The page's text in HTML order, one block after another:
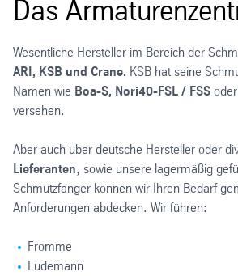
Das
Wesentliche Hersteller im Bereich der
ARI, KSB und Crane. KSB hat seine
Namen wie Boa-S, Nori40-FSL / FSS oder
versehen.
Aber auch über deutsche Hersteller oder
Lieferanten, sowie unsere lagermäßig
Schmutzfänger können wir Ihren Bedarf
Anforderungen abdecken. Wir führen:
Fromme
Ludemann